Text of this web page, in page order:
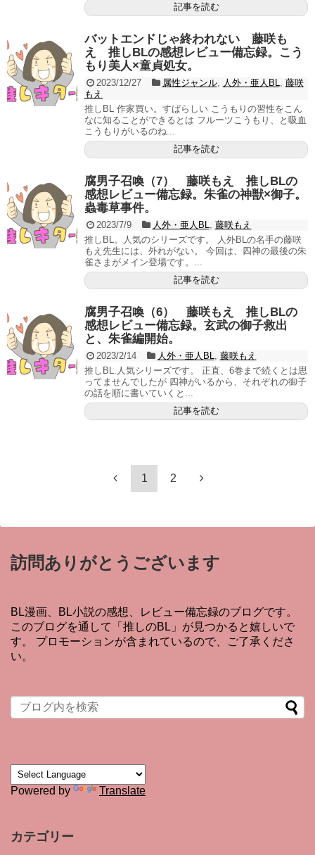
記事を読む
バットエンドじゃ終われない 藤咲も
え 推しBLの感想レビュー備忘録。こう
もり美人×童貞処女。
2023/12/27 属性ジャンル, 人外・亜人BL
藤咲
もえ
推しBL 作家買い。すばらしい こうもりの習性をこん
なに知ることができるとは フルーツこうもり、と吸血
こうもりがいるのね...
記事を読む
腐男子召喚（7） 藤咲もえ 推しBLの
感想レビュー備忘録。朱雀の神獣×御子。
蟲毒草事件。
2023/7/9 人外・亜人BL
藤咲もえ
推しBL。人気のシリーズです。 人外BLの名手の藤咲
もえ先生には、外れがない。 今回は、四神の最後の朱
雀さまがメイン登場です。...
記事を読む
腐男子召喚（6） 藤咲もえ 推しBLの
感想レビュー備忘録。玄武の御子救出
と、朱雀編開始。
2023/2/14 人外・亜人BL
藤咲もえ
推しBL.人気シリーズです。 正直、6巻まで続くとは思
ってませんでしたが 四神がいるから、それぞれの御子
の話を順に書いていくと...
記事を読む
1 2
訪問ありがとうございます
BL漫画、BL小説の感想、レビュー備忘録のブログです。
このブログを通して「推しのBL」が見つかると嬉しいで
す。 プロモーションが含まれているので、ご了承くださ
い。
Powered by Translate
カテゴリー